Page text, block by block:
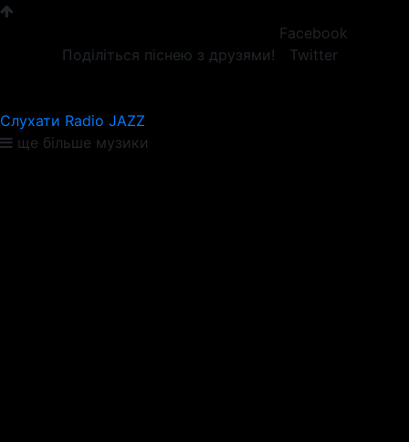
Поділіться піснею з друзями!
Facebook
Twitter
Слухати Radio JAZZ
ще більше музики